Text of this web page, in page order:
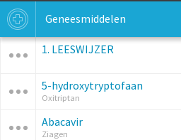
Geneesmiddelen
1. LEESWIJZER
5-hydroxytryptofaan
Oxitriptan
Abacavir
Ziagen